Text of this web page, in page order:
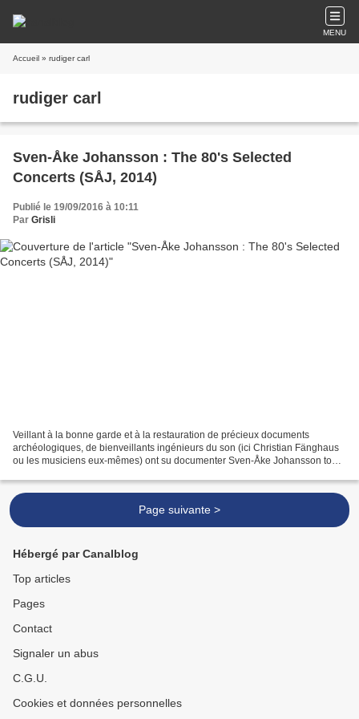
MENU
Accueil » rudiger carl
rudiger carl
Sven-Åke Johansson : The 80's Selected
Concerts (SÅJ, 2014)
Publié le 19/09/2016 à 10:11
Par Grisli
Veillant à la bonne garde et à la restauration de précieux documents
archéologiques, de bienveillants ingénieurs du son (ici Christian Fänghaus
ou les musiciens eux-mêmes) ont su documenter Sven-Åke Johansson tout
Page suivante >
Hébergé par Canalblog
Top articles
Pages
Contact
Signaler un abus
C.G.U.
Cookies et données personnelles